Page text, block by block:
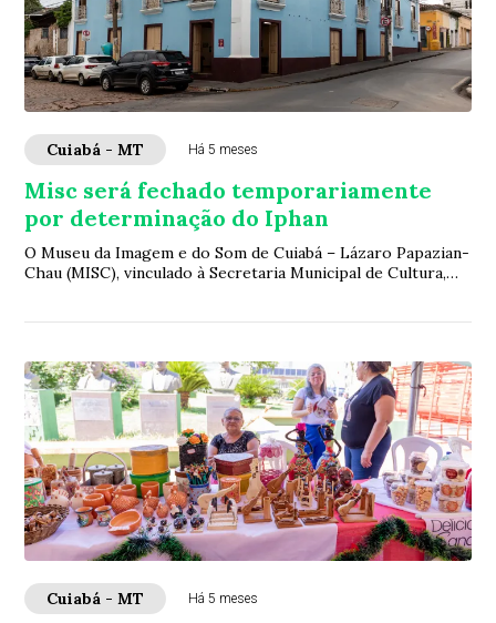
Cuiabá - MT Há 5 meses
Misc será fechado temporariamente
por determinação do Iphan
O Museu da Imagem e do Som de Cuiabá – Lázaro Papazian-
Chau (MISC), vinculado à Secretaria Municipal de Cultura,
Cuiabá - MT Há 5 meses